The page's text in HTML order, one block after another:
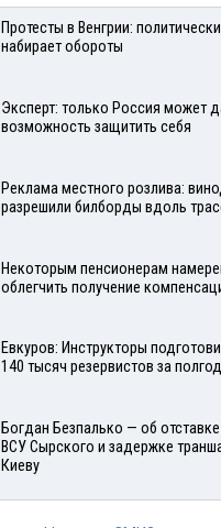
Протесты в Венгрии:
набирает обороты
Эксперт: только Россия может
возможность защитить себя
Реклама местного розлива:
разрешили билборды вдоль
Некоторым пенсионерам
облегчить получение
Евкуров: Инструкторы
140 тысяч резервистов за
Богдан Безпалько — об
ВСУ Сырского и задержке
Киеву